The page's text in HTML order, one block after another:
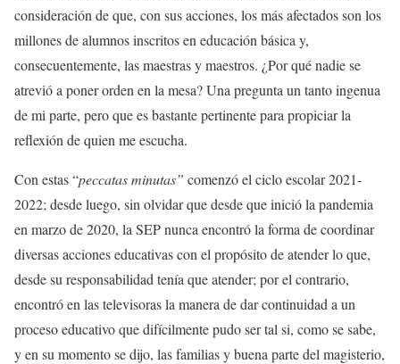
consideración de que, con sus acciones, los más afectados son los
millones de alumnos inscritos en educación básica y,
consecuentemente, las maestras y maestros. ¿Por qué nadie se
atrevió a poner orden en la mesa? Una pregunta un tanto ingenua
de mi parte, pero que es bastante pertinente para propiciar la
reflexión de quien me escucha.
Con estas “peccatas minutas” comenzó el ciclo escolar 2021-
2022; desde luego, sin olvidar que desde que inició la pandemia
en marzo de 2020, la SEP nunca encontró la forma de coordinar
diversas acciones educativas con el propósito de atender lo que,
desde su responsabilidad tenía que atender; por el contrario,
encontró en las televisoras la manera de dar continuidad a un
proceso educativo que difícilmente pudo ser tal si, como se sabe,
y en su momento se dijo, las familias y buena parte del magisterio,